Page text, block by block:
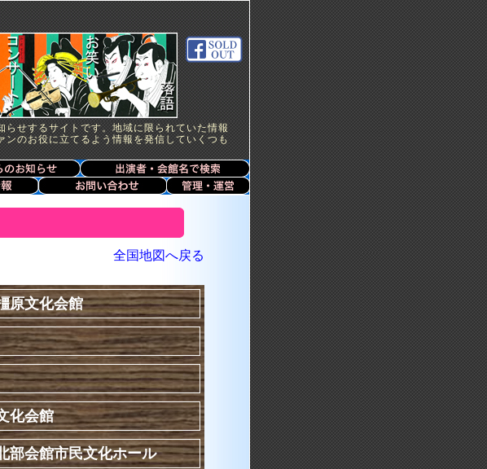
せするサイトです。地域に限られていた情報
のお役に立てるよう情報を発信していくつも
全国地図へ戻る
原文化会館
化会館
部会館市民文化ホール